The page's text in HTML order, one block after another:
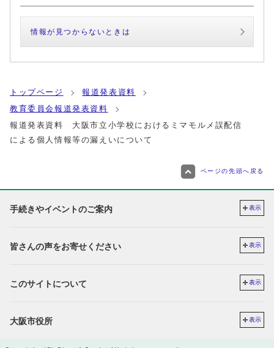
情報が見つからないときは
トップページ
報道発表資料
教育委員会報道発表資料
報道発表資料 大阪市立小学校におけるミマモルメ誤配信
による個人情報等の漏えいについて
ページの先頭へ戻る
手続きやイベントのご案内 表示
皆さんの声をお寄せください 表示
このサイトについて 表示
大阪市役所 表示